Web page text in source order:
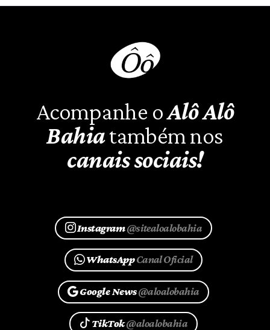
Acompanhe oAlô Alô
Bahiatambém nos
canais sociais!
Instagram@sitealoalobahia
WhatsAppCanal Oficial
Google News@aloalobahia
TikTok@aloalobahia